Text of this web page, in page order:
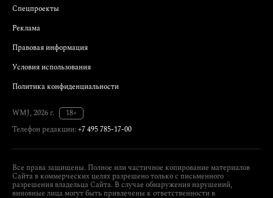
Спецпроекты
Реклама
Правовая информация
Условия использования
Политика конфиденциальности
WMJ, 2026 г.
18+
Телефон редакции: +7 495 785-17-00
Все права защищены. Полное или частичное копирование материалов
Сайта в коммерческих целях разрешено только с письменного
разрешения владельца Сайта. В случае обнаружения нарушений,
виновные лица могут быть привлечены к ответственности в